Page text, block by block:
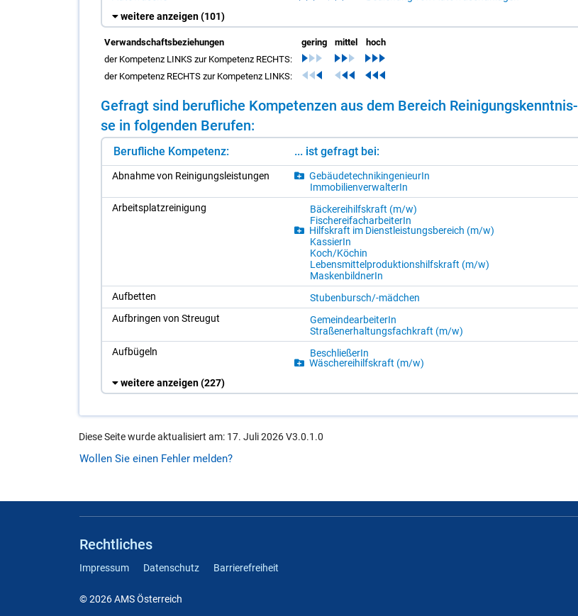
weitere anzeigen(101)
Verwandschaftsbeziehungen gering mittel
hoch
der Kompetenz LINKS zur Kompetenz RECHTS:
der Kompetenz RECHTS zur Kompetenz LINKS:
Ge­fragt sind be­ruf­li­che Kom­pe­ten­zen aus dem Be­reich Rei­ni­gungs­kennt­nis­
se in fol­gen­den Be­ru­fen:
Berufliche Kompetenz: ... ist gefragt bei:
Ab­nah­me von Rei­ni­gungs­leis­tun­gen
Ge­bäu­de­tech­nik­in­ge­nieu­rIn
Im­mo­bi­li­en­ver­wal­te­rIn
Ar­beits­platz­rei­ni­gung
Bä­cke­rei­hilfs­kraft (m/​w)
Fi­sche­rei­fach­ar­bei­te­rIn
Hilfs­kraft im Dienst­leis­tungs­be­reich (m/​w)
Kas­sie­rIn
Koch/​Kö­chin
Le­bens­mit­tel­pro­duk­ti­ons­hilfs­kraft (m/​w)
Mas­ken­bild­ne­rIn
Auf­bet­ten
Stu­ben­bursch/-​mäd­chen
Auf­brin­gen von Streu­gut
Ge­mein­de­ar­bei­te­rIn
Stra­ßen­er­hal­tungs­fach­kraft (m/​w)
Auf­bü­geln
Be­schlie­ße­rIn
Wä­sche­rei­hilfs­kraft (m/​w)
weitere anzeigen(227)
Diese Seite wurde aktualisiert am: 17. Juli 2026 V3.0.1.0
Wollen Sie einen Fehler melden?
Rechtliches
Impressum Datenschutz Barrierefreiheit
© 2026 AMS Österreich